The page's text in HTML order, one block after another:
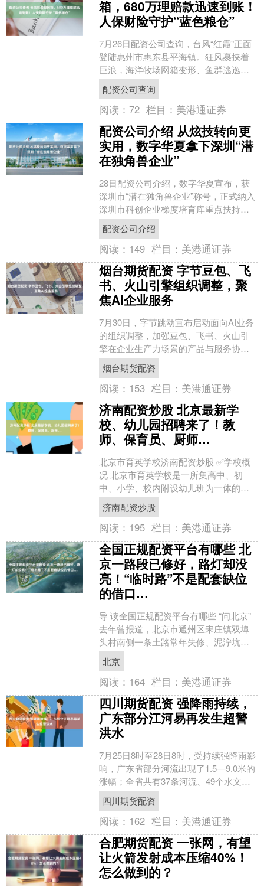
箱，680万理赔款迅速到账！
人保财险守护“蓝色粮仓”
7月26日配资公司查询，台风“红霞”正面
登陆惠州市惠东县平海镇。狂风裹挟着
巨浪，海洋牧场网箱变形、鱼群逃逸，
刚刚起步的惠州“蓝色粮仓”遭遇重创。 惠
州市农业投资....
配资公司查询
阅读：72 栏目： 美港通证券
配资公司介绍 从炫技转向更
实用，数字华夏拿下深圳“潜
在独角兽企业”
28日配资公司介绍，数字华夏宣布，获
深圳市“潜在独角兽企业”称号，正式纳入
深圳市科创企业梯度培育库重点扶持名
录。 本次榜单由深圳市工业和信息化
局、深圳市中小企业....
配资公司介绍
阅读： 149 栏目： 美港通证券
烟台期货配资 字节豆包、飞
书、火山引擎组织调整，聚
焦AI企业服务
7月30日，字节跳动宣布启动面向AI业务
的组织调整，加强豆包、飞书、火山引
擎在企业生产力场景的产品与服务协
同。根据调整方案，飞书产品团队与豆
包产品团队将整合，成....
烟台期货配资
阅读： 153 栏目： 美港通证券
济南配资炒股 北京最新学
校、幼儿园招聘来了！教
师、保育员、厨师…
北京市育英学校济南配资炒股 ✅学校概
况 北京市育英学校是一所集高中、初
中、小学、校内附设幼儿班为一体的全
日制公办学校，隶属于海淀教委 ✅在招
岗位 中学数学教师、....
济南配资炒股
阅读： 195 栏目： 美港通证券
全国正规配资平台有哪些 北
京一路段已修好，路灯却没
亮！“临时路”不是配套缺位
的借口…
导 读全国正规配资平台有哪些 “问北京”
去年曾报道，北京市通州区宋庄镇双埠
头村南侧一条土路常年失修、泥泞坑
洼，影响周边数千户居民出行。时隔一
年多，当时反映问题的....
北京
阅读： 164 栏目： 美港通证券
四川期货配资 强降雨持续，
广东部分江河易再发生超警
洪水
7月25日8时至28日8时，受持续强降雨影
响，广东省部分河流出现了1.5—9.0米的
涨幅；全省共有37条河流、49个水文站
超警；广东水文累计已发布157个站次
洪....
四川期货配资
阅读： 162 栏目： 美港通证券
合肥期货配资 一张网，有望
让火箭发射成本压缩40%！
怎么做到的？